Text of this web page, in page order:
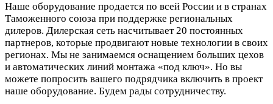
Наше оборудование продается по всей России и в странах
Таможенного союза при поддержке региональных
дилеров. Дилерская сеть насчитывает 20 постоянных
партнеров, которые продвигают новые технологии в своих
регионах. Мы не занимаемся оснащением больших цехов
и автоматических линий монтажа «под ключ». Но вы
можете попросить вашего подрядчика включить в проект
наше оборудование. Будем рады сотрудничеству.